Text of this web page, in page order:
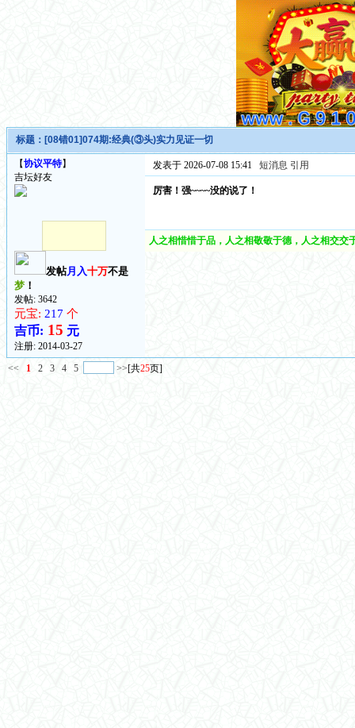
标题： [08错01]074期:经典(③头)实力见证一切
【协议平特】
吉坛好友
发帖月入十万不是
梦！
发帖: 3642
元宝: 217 个
吉币: 15 元
注册: 2014-03-27
发表于 2026-07-08 15:41 短消息 引用
厉害！强~~~~没的说了！
人之相惜惜于品，人之相敬敬于德，人之相交
<< 1 2 3 4 5 >>[共25页]